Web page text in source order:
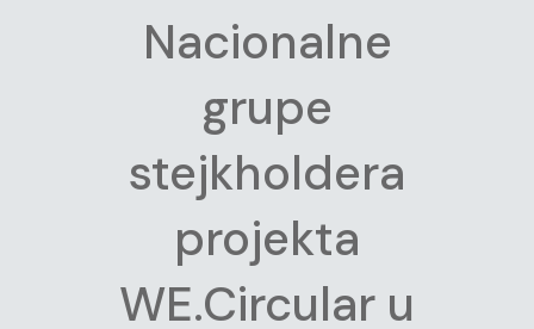
Nacionalne
grupe
stejkholdera
projekta
WE.Circular u